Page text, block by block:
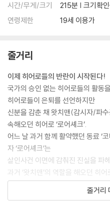
시간/무게/크기
215분 | 크기확
연령제한
19세 이용가
줄거리
이제 히어로들의 반란이 시작된다!
국가의 승인 없는 히어로들의 활동
히어로들이 은퇴를 선언하지만
신분을 감춘 채 왓치맨(감시자/파
속해오던 히어로 ‘로어셰크’.
어느 날 과거 함께 활약했던 동료 ‘
자 ‘로어셰크’는
살인사건 이면에 감춰진 진실을 파
과거 ‘왓치맨’의 역할을 해오던 히
을 깨닫게 된다.
진정한 초능력을 가진 단 한 명을
줄거리